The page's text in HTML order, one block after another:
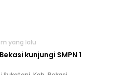
yang lalu
kunjungi SMPN 1